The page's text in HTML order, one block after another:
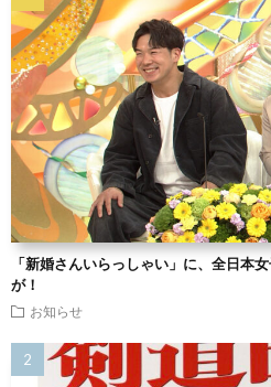
「新婚さんいらっしゃい」に、全日本
が！
お知らせ